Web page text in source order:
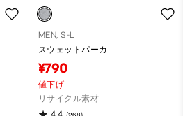
MEN, S-L
スウェットパーカ
¥790
値下げ
リサイクル素材